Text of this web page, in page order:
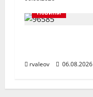
Новини
rvaleov 06.08.2026